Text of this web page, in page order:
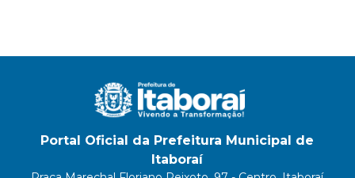
Portal Oficial da Prefeitura Municipal de
Itaboraí